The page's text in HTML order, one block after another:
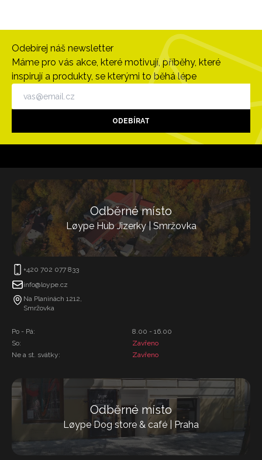
Odebírej náš newsletter
Máme pro vás akce, které motivují, příběhy, které
inspirují a produkty, se kterými to běhá lépe
ODEBÍRAT
Odběrné místo
Løype Hub Jizerky | Smržovka
+420 702 077 833
info@loype.cz
Na Planinách 1212,
Smržovka
Po - Pá:
So:
Ne a st. svátky:
8.00 - 16.00
Zavřeno
Zavřeno
Odběrné místo
Løype Dog store & café | Praha